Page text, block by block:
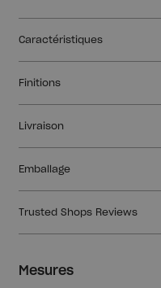
Mesures
Caractéristiques
Finitions
Livraison
Emballage
Trusted Shops Reviews